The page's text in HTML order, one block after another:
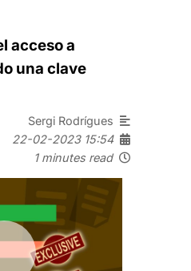
acceso a
una clave
Sergi Rodrígues
22-02-2023 15:54
1 minutes read